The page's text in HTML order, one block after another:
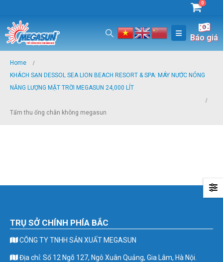
0
Báo giá
Home
KHÁCH SẠN DESSOL SEA LION BEACH RESORT & SPA: MÁY NƯỚC NÓNG
NĂNG LƯỢNG MẶT TRỜI MEGASUN 24,000 LÍT
Tấm thu ống chân không megasun
TRỤ SỞ CHÍNH PHÍA BẮC
CÔNG TY TNHH SẢN XUẤT MEGASUN
Địa chỉ: Số 12 Ngõ 127, Ngô Xuân Quảng, Gia Lâm, Hà Nội.